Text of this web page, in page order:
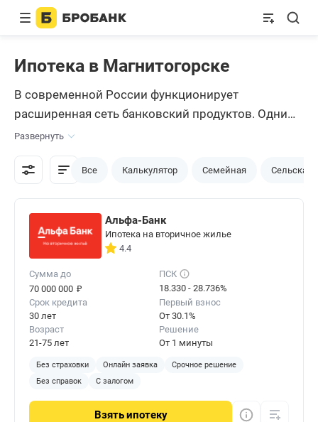
Ипотека в Магнитогорске
В современной России функционирует
расширенная сеть банковский продуктов. Одним
из самых популярных является ипотечное
кредитование, которое отличается большими
суммами, которые банк может выделить на
чтобы ежемесячный платеж для заемщиков был
комфортным. Проверить все предложения
можно с помощью сервиса аналитики
банковских продуктов Brobank.ru.
Развернуть
Все Калькулятор Семейная Сельская
Альфа-Банк
Ипотека на вторичное жилье
4.4
Сумма до
70 000 000 ₽
ПСК
18.330 - 28.736%
Срок кредита
30 лет
Первый взнос
От 30.1%
Возраст
21-75 лет
Решение
От 1 минуты
Без страховки Онлайн заявка
Срочное решение
Без справок
С залогом
Взятьипотеку